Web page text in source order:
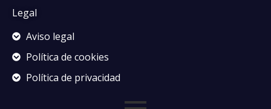
Legal
Aviso legal
Política de cookies
Política de privacidad